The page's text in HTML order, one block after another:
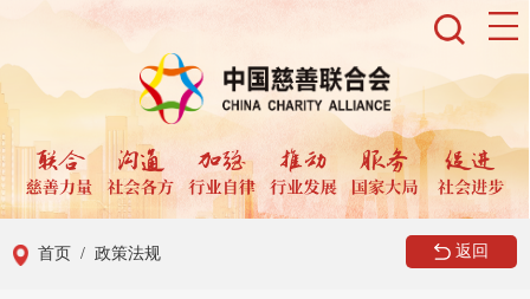
首页 / 政策法规 返回